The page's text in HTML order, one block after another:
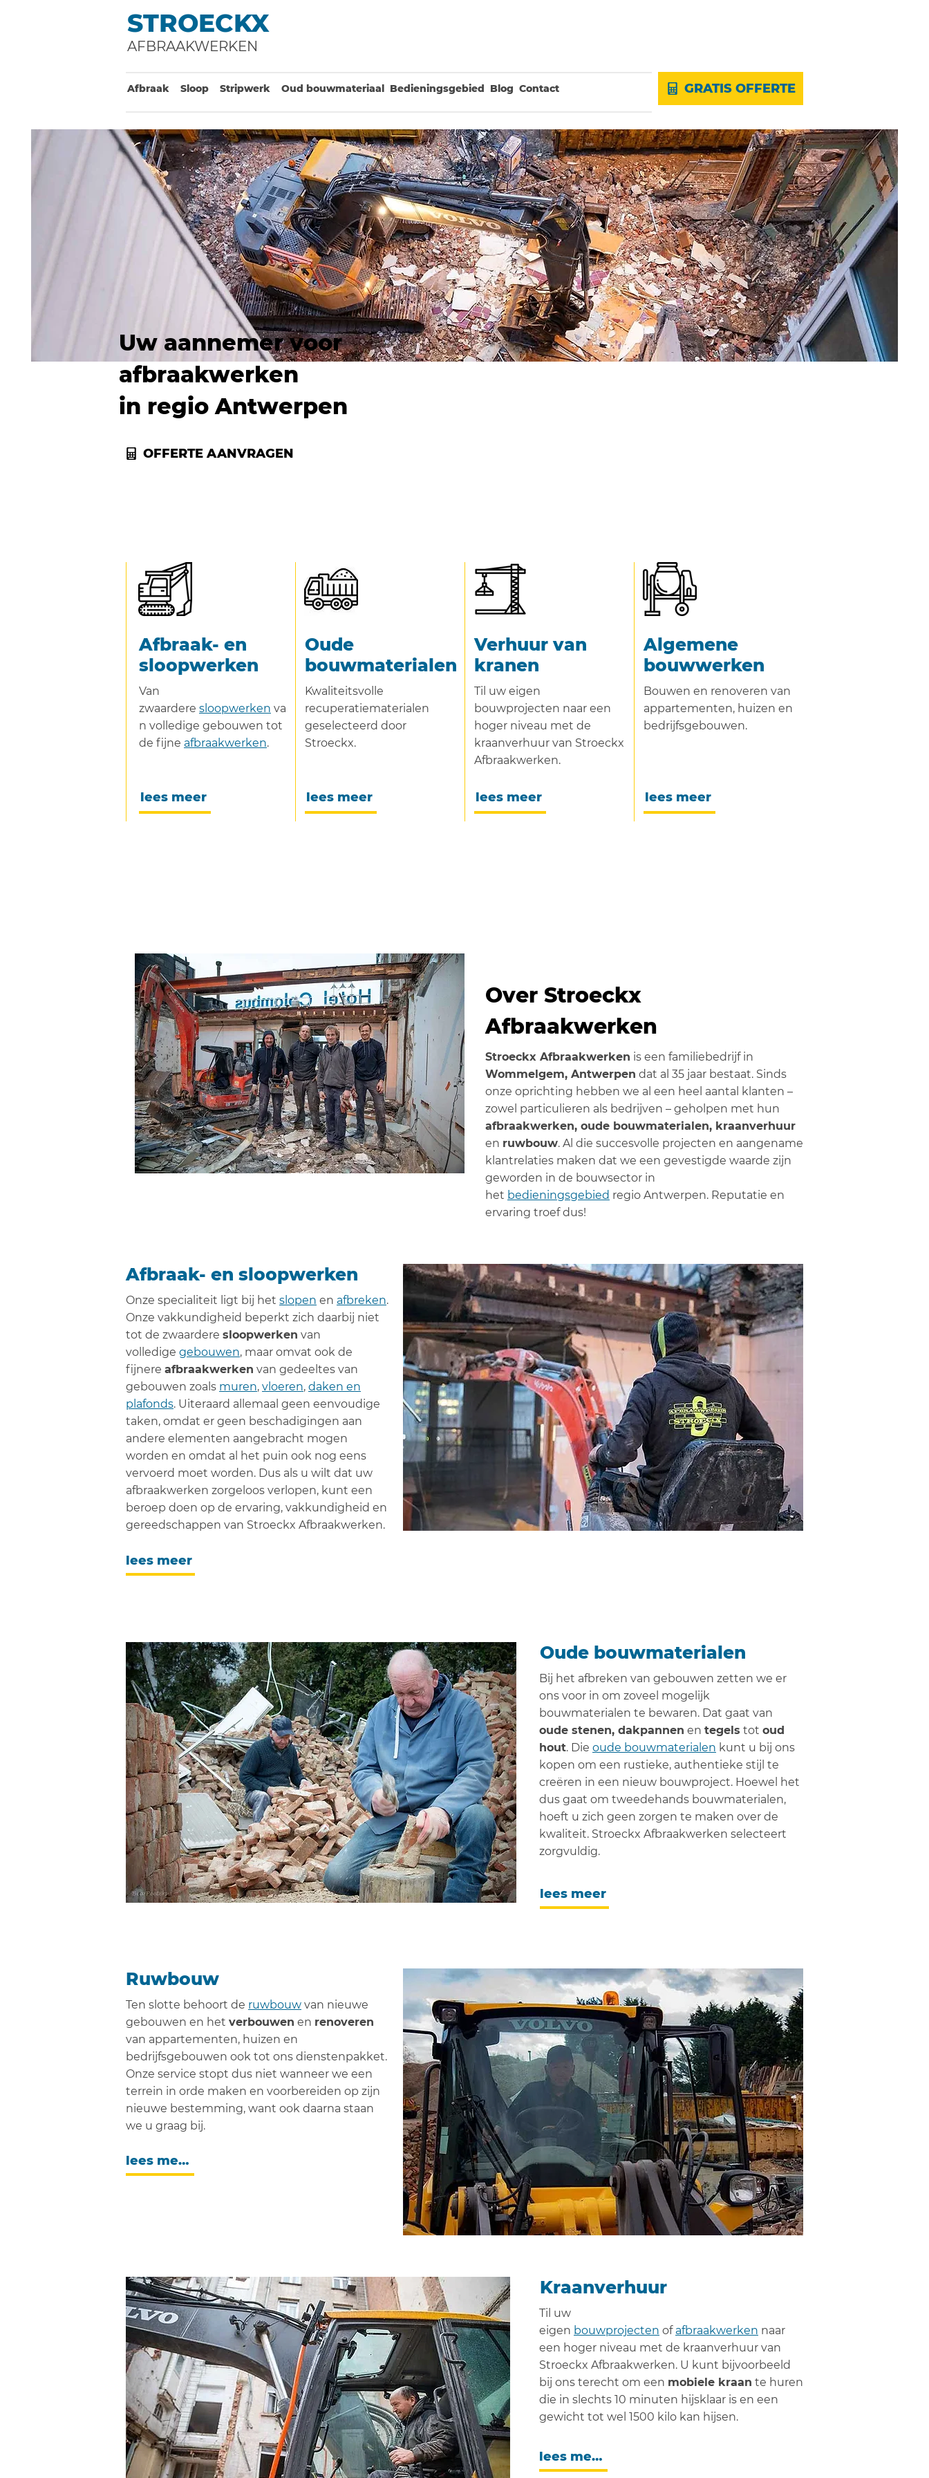
STROECKX
AFBRAAKWERKEN
Afbraak Sloop Stripwerk Oud bouwmateriaal Bedieningsgebied Blog Contact GRATIS OFFERTE
Uw aannemer voor
afbraakwerken
in regio Antwerpen
OFFERTE AANVRAGEN
Afbraak- en
sloopwerken
Van
zwaardere sloopwerken va
n volledige gebouwen tot
de fijne afbraakwerken.
lees meer
Oude
bouwmaterialen
Kwaliteitsvolle
recuperatiematerialen
geselecteerd door
Stroeckx.
lees meer
Verhuur van
kranen
Til uw eigen
bouwprojecten naar een
hoger niveau met de
kraanverhuur van Stroeckx
Afbraakwerken.
lees meer
Algemene
bouwwerken
Bouwen en renoveren van
appartementen, huizen en
bedrijfsgebouwen.
lees meer
Over Stroeckx
Afbraakwerken
Stroeckx Afbraakwerken is een familiebedrijf in
Wommelgem, Antwerpen dat al 35 jaar bestaat. Sinds
onze oprichting hebben we al een heel aantal klanten –
zowel particulieren als bedrijven – geholpen met hun
afbraakwerken, oude bouwmaterialen, kraanverhuur
en ruwbouw. Al die succesvolle projecten en aangename
klantrelaties maken dat we een gevestigde waarde zijn
geworden in de bouwsector in
het bedieningsgebied regio Antwerpen. Reputatie en
ervaring troef dus!
Afbraak- en sloopwerken
Onze specialiteit ligt bij het slopen en afbreken.
Onze vakkundigheid beperkt zich daarbij niet
tot de zwaardere sloopwerken van
volledige gebouwen, maar omvat ook de
fijnere afbraakwerken van gedeeltes van
gebouwen zoals muren, vloeren, daken en
plafonds. Uiteraard allemaal geen eenvoudige
taken, omdat er geen beschadigingen aan
andere elementen aangebracht mogen
worden en omdat al het puin ook nog eens
vervoerd moet worden. Dus als u wilt dat uw
afbraakwerken zorgeloos verlopen, kunt een
beroep doen op de ervaring, vakkundigheid en
gereedschappen van Stroeckx Afbraakwerken.
lees meer
Oude bouwmaterialen
Bij het afbreken van gebouwen zetten we er
ons voor in om zoveel mogelijk
bouwmaterialen te bewaren. Dat gaat van
oude stenen, dakpannen en tegels tot oud
hout. Die oude bouwmaterialen kunt u bij ons
kopen om een rustieke, authentieke stijl te
creëren in een nieuw bouwproject. Hoewel het
dus gaat om tweedehands bouwmaterialen,
hoeft u zich geen zorgen te maken over de
kwaliteit. Stroeckx Afbraakwerken selecteert
zorgvuldig.
lees meer
Ruwbouw
Ten slotte behoort de ruwbouw van nieuwe
gebouwen en het verbouwen en renoveren
van appartementen, huizen en
bedrijfsgebouwen ook tot ons dienstenpakket.
Onze service stopt dus niet wanneer we een
terrein in orde maken en voorbereiden op zijn
nieuwe bestemming, want ook daarna staan
we u graag bij.
lees meer
Kraanverhuur
Til uw
eigen bouwprojecten of afbraakwerken naar
een hoger niveau met de kraanverhuur van
Stroeckx Afbraakwerken. U kunt bijvoorbeeld
bij ons terecht om een mobiele kraan te huren
die in slechts 10 minuten hijsklaar is en een
gewicht tot wel 1500 kilo kan hijsen.
lees meer